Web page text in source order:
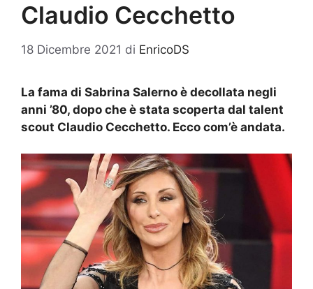
Claudio Cecchetto
18 Dicembre 2021 di EnricoDS
La fama di Sabrina Salerno è decollata negli
anni ’80, dopo che è stata scoperta dal talent
scout Claudio Cecchetto. Ecco com’è andata.